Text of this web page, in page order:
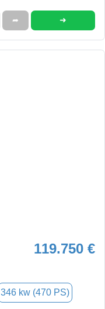
➦ ➜
119.750 €
346 kw (470 PS)